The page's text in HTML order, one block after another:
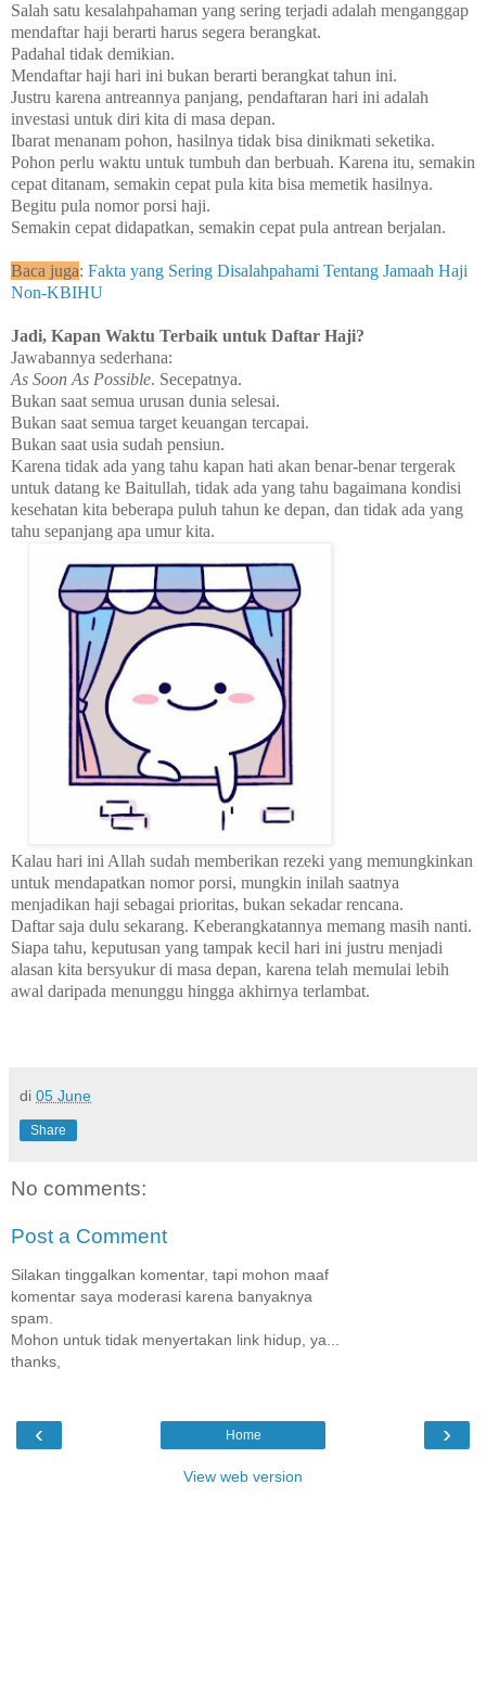
Salah satu kesalahpahaman yang sering terjadi adalah menganggap
mendaftar haji berarti harus segera berangkat.
Padahal tidak demikian.
Mendaftar haji hari ini bukan berarti berangkat tahun ini.
Justru karena antreannya panjang, pendaftaran hari ini adalah
investasi untuk diri kita di masa depan.
Ibarat menanam pohon, hasilnya tidak bisa dinikmati seketika.
Pohon perlu waktu untuk tumbuh dan berbuah. Karena itu, semakin
cepat ditanam, semakin cepat pula kita bisa memetik hasilnya.
Begitu pula nomor porsi haji.
Semakin cepat didapatkan, semakin cepat pula antrean berjalan.
Baca juga: Fakta yang Sering Disalahpahami Tentang Jamaah Haji
Non-KBIHU
Jadi, Kapan Waktu Terbaik untuk Daftar Haji?
Jawabannya sederhana:
As Soon As Possible. Secepatnya.
Bukan saat semua urusan dunia selesai.
Bukan saat semua target keuangan tercapai.
Bukan saat usia sudah pensiun.
Karena tidak ada yang tahu kapan hati akan benar-benar tergerak
untuk datang ke Baitullah, tidak ada yang tahu bagaimana kondisi
kesehatan kita beberapa puluh tahun ke depan, dan tidak ada yang
tahu sepanjang apa umur kita.
Kalau hari ini Allah sudah memberikan rezeki yang memungkinkan
untuk mendapatkan nomor porsi, mungkin inilah saatnya
menjadikan haji sebagai prioritas, bukan sekadar rencana.
Daftar saja dulu sekarang. Keberangkatannya memang masih nanti.
Siapa tahu, keputusan yang tampak kecil hari ini justru menjadi
alasan kita bersyukur di masa depan, karena telah memulai lebih
awal daripada menunggu hingga akhirnya terlambat.
di 05 June
Share
No comments:
Post a Comment
Silakan tinggalkan komentar, tapi mohon maaf
komentar saya moderasi karena banyaknya
spam.
Mohon untuk tidak menyertakan link hidup, ya...
thanks,
‹ ›
Home
View web version